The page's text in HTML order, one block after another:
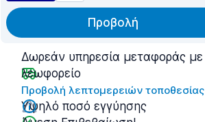
Προβολή
Δωρεάν υπηρεσία μεταφοράς με
λεωφορείο
Προβολή λεπτομερειών τοποθεσίας
Υψηλό ποσό εγγύησης